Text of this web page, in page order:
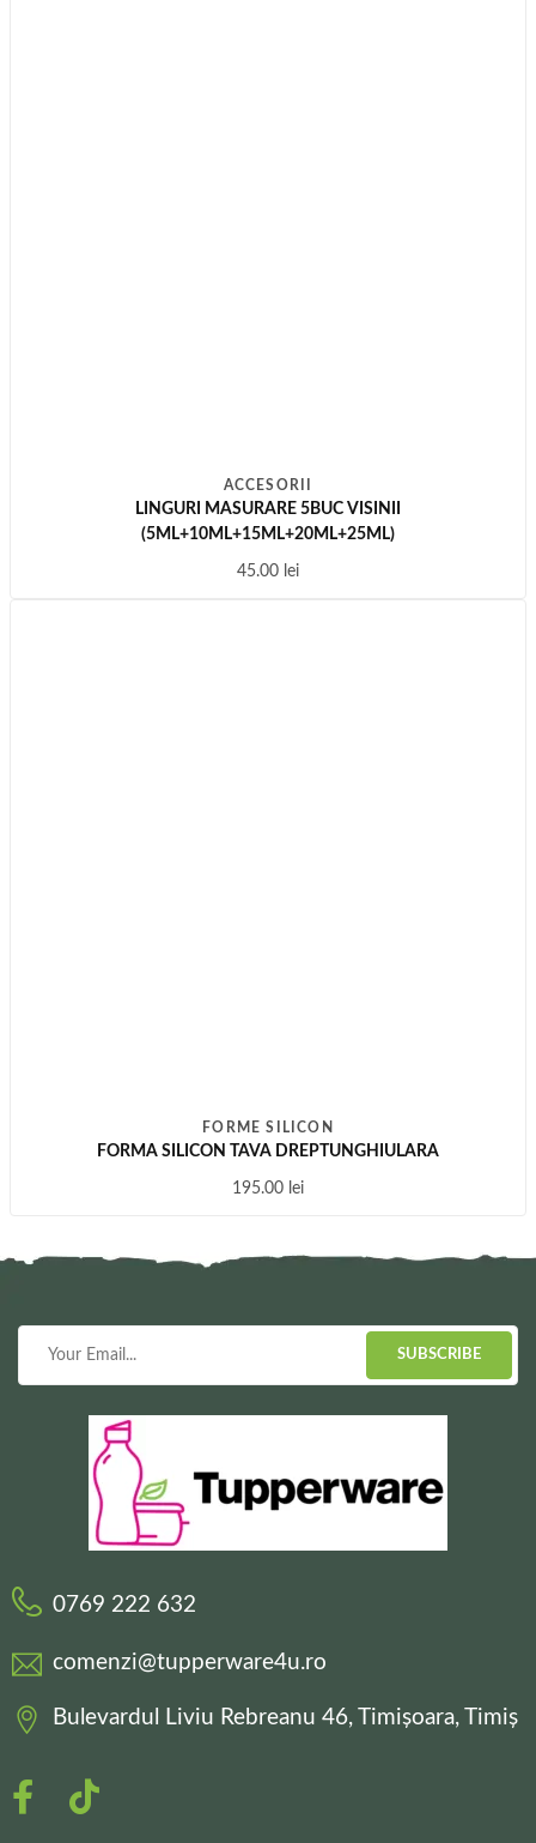
ACCESORII
LINGURI MASURARE 5BUC VISINII
(5ML+10ML+15ML+20ML+25ML)
45.00 lei
FORME SILICON
FORMA SILICON TAVA DREPTUNGHIULARA
195.00 lei
SUBSCRIBE
0769 222 632
comenzi@tupperware4u.ro
Bulevardul Liviu Rebreanu 46, Timișoara, Timiș